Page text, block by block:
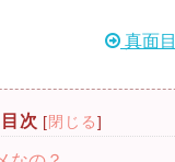
真面
次 [閉じる]